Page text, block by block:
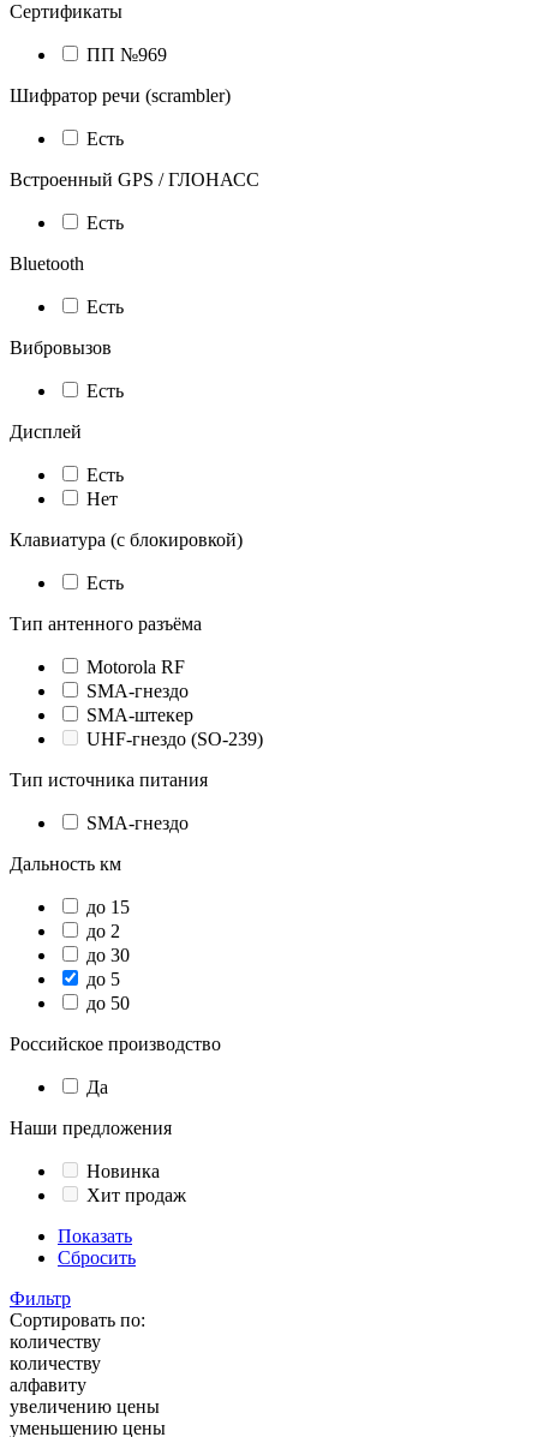
Сертификаты
ПП №969
Шифратор речи (scrambler)
Есть
Встроенный GPS / ГЛОНАСС
Есть
Bluetooth
Есть
Вибровызов
Есть
Дисплей
Есть
Нет
Клавиатура (с блокировкой)
Есть
Тип антенного разъёма
Motorola RF
SMA-гнездо
SMA-штекер
UHF-гнездо (SO-239)
Тип источника питания
SMA-гнездо
Дальность км
до 15
до 2
до 30
до 5
до 50
Российское производство
Да
Наши предложения
Новинка
Хит продаж
Показать
Сбросить
Фильтр
Сортировать по:
количеству
количеству
алфавиту
увеличению цены
уменьшению цены